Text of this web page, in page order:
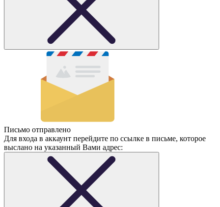
Письмо отправлено
Для входа в аккаунт перейдите по ссылке в письме, которое
выслано на указанный Вами адрес: